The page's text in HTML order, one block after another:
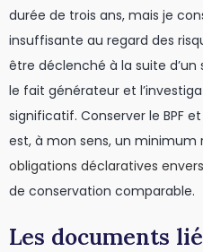
durée de trois ans, mais je
insuffisante au regard des
être déclenché à la suite
le fait générateur et
significatif. Conserver le BPF
est, à mon sens, un minimum
obligations déclaratives envers
de conservation comparable.
Les documents